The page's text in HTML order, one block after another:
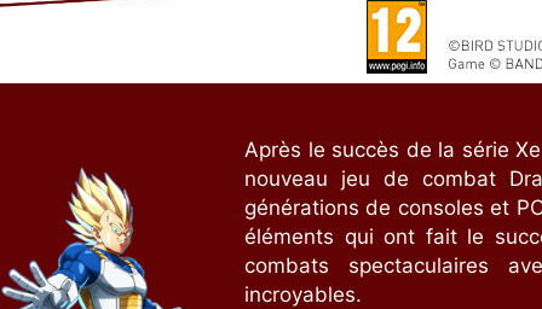
Après le succès de la série
nouveau jeu de combat
générations de consoles et
éléments qui ont fait le
combats spectaculaires
incroyables.